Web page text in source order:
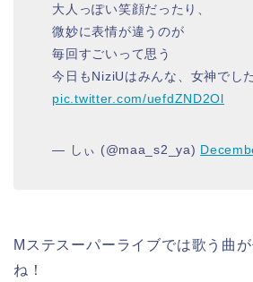
大人っぽい笑顔だったり、
微妙に表情が違うのが
毎回すごいって思う
今日もNiziUはみんな、女神でした
pic.twitter.com/uefdZND2Ol
— しぃ (@maa_s2_ya)
Mステスーパーライブでは歌う曲
ね！